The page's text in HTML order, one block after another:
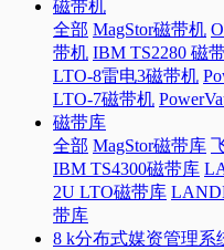
磁带机
全部 MagStor磁带机
带机 IBM TS2280 磁
LTO-8雷电3磁带机
LTO-7磁带机
磁带库
全部 MagStor磁带库
IBM TS4300磁带库
2U LTO磁带库
带库
8 k分布式媒资管理系